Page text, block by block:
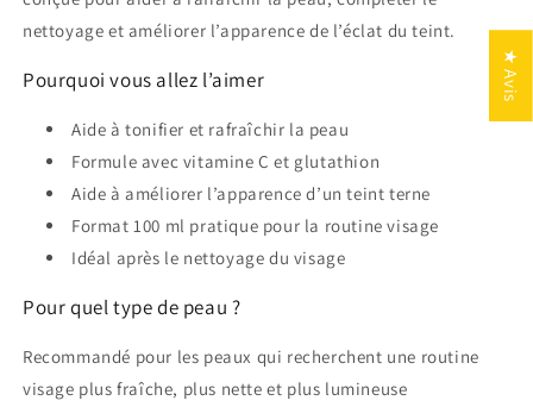
nettoyage et améliorer l’apparence de l’éclat du teint.
Pourquoi vous allez l’aimer
Aide à tonifier et rafraîchir la peau
Formule avec vitamine C et glutathion
Aide à améliorer l’apparence d’un teint terne
Format 100 ml pratique pour la routine visage
Idéal après le nettoyage du visage
Pour quel type de peau ?
Recommandé pour les peaux qui recherchent une routine
visage plus fraîche, plus nette et plus lumineuse
★ Avis